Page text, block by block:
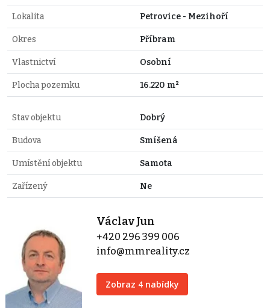
Lokalita Petrovice - Mezihoří
Okres Příbram
Vlastnictví Osobní
Plocha pozemku 16.220 m²
Stav objektu Dobrý
Budova Smíšená
Umístění objektu Samota
Zařízený Ne
Václav Jun
+420 296 399 006
info@mmreality.cz
Zobraz 4 nabídky